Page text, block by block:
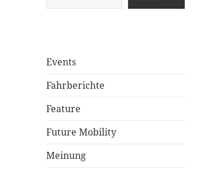
Events
Fahrberichte
Feature
Future Mobility
Meinung